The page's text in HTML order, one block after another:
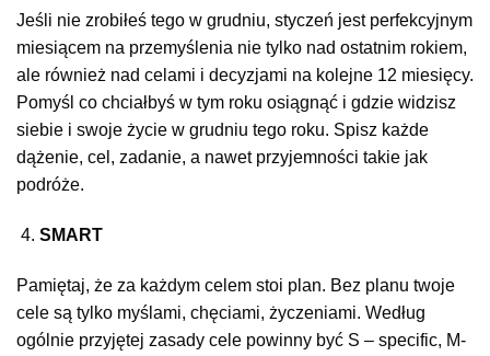
Jeśli nie zrobiłeś tego w grudniu, styczeń jest perfekcyjnym
miesiącem na przemyślenia nie tylko nad ostatnim rokiem,
ale również nad celami i decyzjami na kolejne 12 miesięcy.
Pomyśl co chciałbyś w tym roku osiągnąć i gdzie widzisz
siebie i swoje życie w grudniu tego roku. Spisz każde
dążenie, cel, zadanie, a nawet przyjemności takie jak
podróże.
SMART
Pamiętaj, że za każdym celem stoi plan. Bez planu twoje
cele są tylko myślami, chęciami, życzeniami. Według
ogólnie przyjętej zasady cele powinny być S – specific, M-